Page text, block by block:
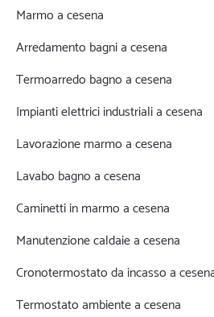
Marmo a cesena
Arredamento bagni a cesena
Termoarredo bagno a cesena
Impianti elettrici industriali a cesena
Lavorazione marmo a cesena
Lavabo bagno a cesena
Caminetti in marmo a cesena
Manutenzione caldaie a cesena
Cronotermostato da incasso a
Termostato ambiente a cesena